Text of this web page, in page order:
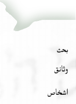
بحث
وثائق
اشخاص